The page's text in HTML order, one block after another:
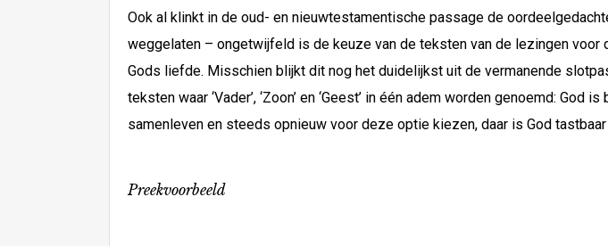
Ook al klinkt in de oud- en nieuwtestamentische passage de
weggelaten – ongetwijfeld is de keuze van de teksten van de lezingen
Gods liefde. Misschien blijkt dit nog het duidelijkst uit de vermanende
teksten waar ‘Vader’, ‘Zoon’ en ‘Geest’ in één adem worden genoemd:
samenleven en steeds opnieuw voor deze optie kiezen, daar is God tastbaar
Preekvoorbeeld